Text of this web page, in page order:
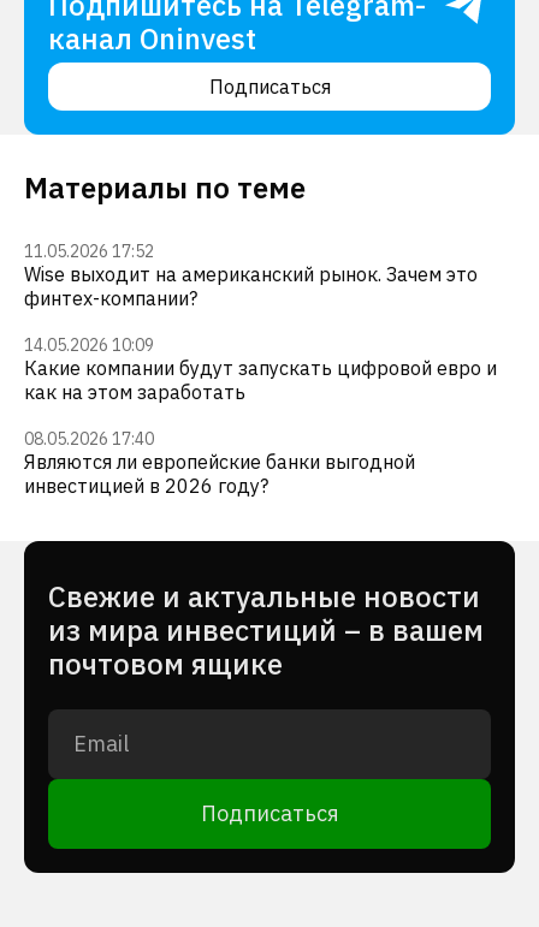
канал Oninvest
Подписаться
Материалы по теме
11.05.2026 17:52
Wise выходит на американский рынок. Зачем это
финтех-компании?
14.05.2026 10:09
Какие компании будут запускать цифровой евро и
как на этом заработать
08.05.2026 17:40
Являются ли европейские банки выгодной
инвестицией в 2026 году?
Cвежие и актуальные новости
из мира инвестиций – в вашем
почтовом ящике
Подписаться